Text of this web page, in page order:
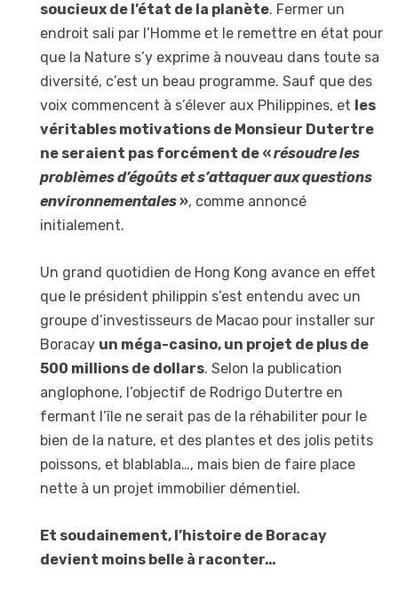
soucieux de l’état de la planète. Fermer un
endroit sali par l’Homme et le remettre en état pour
que la Nature s’y exprime à nouveau dans toute sa
diversité, c’est un beau programme. Sauf que des
voix commencent à s’élever aux Philippines, et les
véritables motivations de Monsieur Dutertre
ne seraient pas forcément de «résoudre les
problèmes d’égoûts et s’attaquer aux questions
environnementales », comme annoncé
initialement.
Un grand quotidien de Hong Kong avance en effet
que le président philippin s’est entendu avec un
groupe d’investisseurs de Macao pour installer sur
Boracay un méga-casino, un projet de plus de
500 millions de dollars. Selon la publication
anglophone, l’objectif de Rodrigo Dutertre en
fermant l’île ne serait pas de la réhabiliter pour le
bien de la nature, et des plantes et des jolis petits
poissons, et blablabla…, mais bien de faire place
nette à un projet immobilier démentiel.
Et soudainement, l’histoire de Boracay
devient moins belle à raconter…